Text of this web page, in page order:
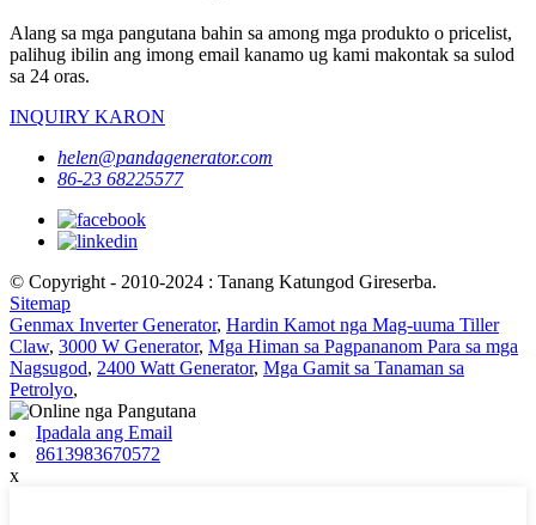
Alang sa mga pangutana bahin sa among mga produkto o pricelist,
palihug ibilin ang imong email kanamo ug kami makontak sa sulod
sa 24 oras.
INQUIRY KARON
helen@pandagenerator.com
86-23 68225577
© Copyright - 2010-2024 : Tanang Katungod Gireserba.
Sitemap
Genmax Inverter Generator, Hardin Kamot nga Mag-uuma Tiller
Claw, 3000 W Generator, Mga Himan sa Pagpananom Para sa mga
Nagsugod, 2400 Watt Generator, Mga Gamit sa Tanaman sa
Petrolyo,
Ipadala ang Email
8613983670572
x